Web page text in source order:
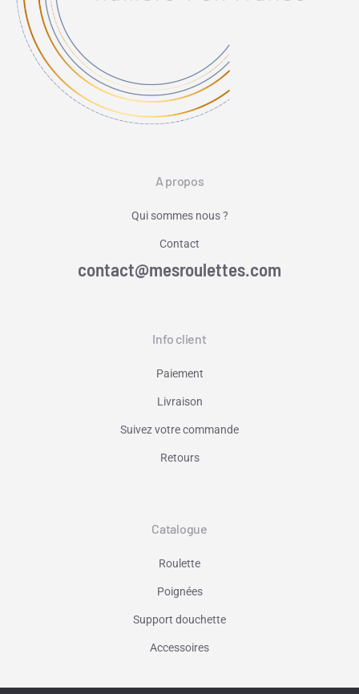
A propos
Qui sommes nous ?
Contact
contact@mesroulettes.com
Info client
Paiement
Livraison
Suivez votre commande
Retours
Catalogue
Roulette
Poignées
Support douchette
Accessoires